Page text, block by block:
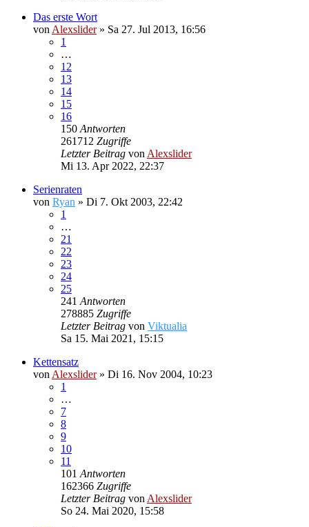
Das erste Wort
von Alexslider» Sa 27. Jul 2013, 16:56
1
…
12
13
14
15
16
150 Antworten
261712 Zugriffe
Letzter Beitrag von Alexslider
Mi 13. Apr 2022, 22:37
Serienraten
von Ryan » Di 7. Okt 2003, 22:42
1
…
21
22
23
24
25
241 Antworten
278885 Zugriffe
Letzter Beitrag von Viktualia
Sa 15. Mai 2021, 15:15
Kettensatz
von Alexslider» Di 16. Nov 2004, 10:23
1
…
7
8
9
10
11
101 Antworten
162366 Zugriffe
Letzter Beitrag von Alexslider
So 24. Mai 2020, 15:58